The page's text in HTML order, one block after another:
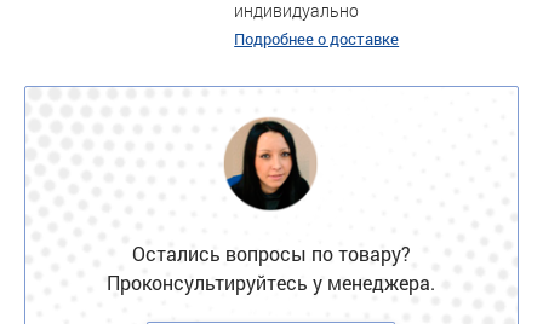
индивидуально
Подробнее о доставке
Остались вопросы по товару?
Проконсультируйтесь у менеджера.